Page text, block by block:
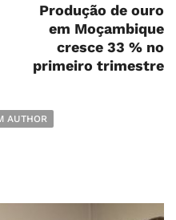
Produção de ouro
em Moçambique
cresce 33 % no
primeiro trimestre
AUTHOR